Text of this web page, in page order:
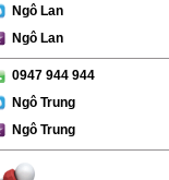
Ngô Lan
Ngô Lan
0947 944 944
Ngô Trung
Ngô Trung